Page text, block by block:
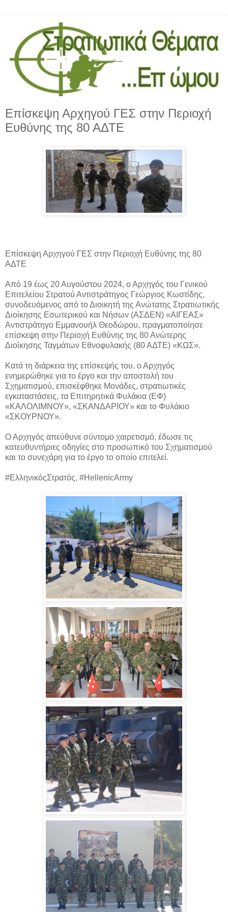
Επίσκεψη Αρχηγού ΓΕΣ στην Περιοχή
Ευθύνης της 80 ΑΔΤΕ
Επίσκεψη Αρχηγού ΓΕΣ στην Περιοχή Ευθύνης της 80
ΑΔΤΕ
Από 19 έως 20 Αυγούστου 2024, ο Αρχηγός του Γενικού
Επιτελείου Στρατού Αντιστράτηγος Γεώργιος Κωστίδης,
συνοδευόμενος από το Διοικητή της Ανώτατης Στρατιωτικής
Διοίκησης Εσωτερικού και Νήσων (ΑΣΔΕΝ) «ΑΙΓΕΑΣ»
Αντιστράτηγο Εμμανουήλ Θεοδώρου, πραγματοποίησε
επίσκεψη στην Περιοχή Ευθύνης της 80 Ανώτερης
Διοίκησης Ταγμάτων Εθνοφυλακής (80 ΑΔΤΕ) «ΚΩΣ».
Κατά τη διάρκεια της επίσκεψής του, ο Αρχηγός
ενημερώθηκε για το έργο και την αποστολή του
Σχηματισμού, επισκέφθηκε Μονάδες, στρατιωτικές
εγκαταστάσεις, τα Επιτηρητικά Φυλάκια (ΕΦ)
«ΚΑΛΟΛΙΜΝΟΥ», «ΣΚΑΝΔΑΡΙΟΥ» και το Φυλάκιο
«ΣΚΟΥΡΝΟΥ».
Ο Αρχηγός απεύθυνε σύντομο χαιρετισμό, έδωσε τις
κατευθυντήριες οδηγίες στο προσωπικό του Σχηματισμού
και το συνεχάρη για το έργο το οποίο επιτελεί.
#ΕλληνικόςΣτρατός, #HellenicArmy